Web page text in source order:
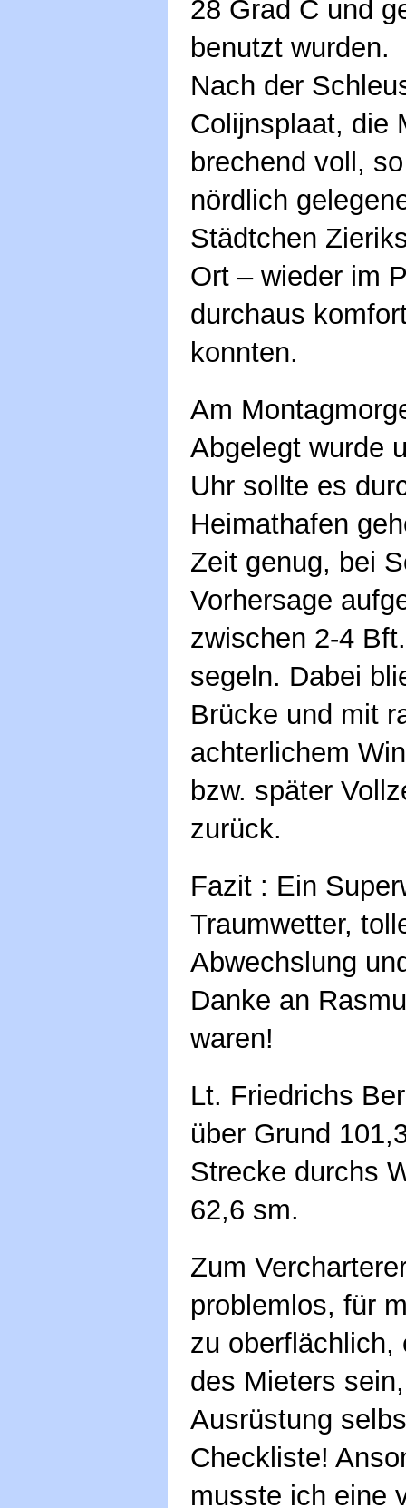
28 Grad C und
benutzt wurden.
Nach der
Colijnsplaat, die
brechend voll,
nördlich
Städtchen
Ort – wieder im
durchaus
konnten.
Am
Abgelegt wurde
Uhr sollte es
Heimathafen
Zeit genug, bei
Vorhersage
zwischen 2-4
segeln. Dabei
Brücke und mit
achterlichem
bzw. später
zurück.
Fazit : Ein
Traumwetter,
Abwechslung
Danke an
waren!
Lt. Friedrichs
über Grund
Strecke durchs
62,6 sm.
Zum
problemlos, für
zu oberflächlich,
des Mieters
Ausrüstung
Checkliste!
musste ich eine